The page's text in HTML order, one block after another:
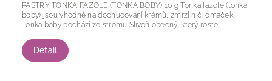
Detail
PASTRY TONKA FAZOLE (TONKA BOBY) 10 g Tonka fazole (tonka
boby) jsou vhodné na dochucování krémů, zmrzlin či omáček.
Tonka boby pochází ze stromu Slivoň obecný, který roste...